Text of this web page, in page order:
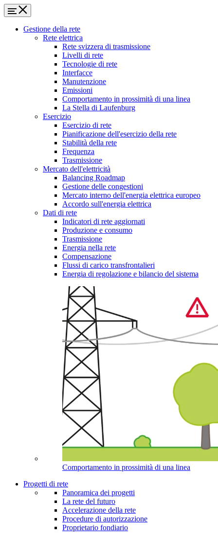
Gestione della rete
Rete elettrica
Rete svizzera di trasmissione
Livelli di rete
Tecnologie di rete
Interfacce
Manutenzione
Emissioni
Comportamento in prossimità di una linea
La Stella di Laufenburg
Esercizio
Esercizio di rete
Pianificazione dell'esercizio della rete
Stabilità della rete
Frequenza
Trasmissione
Mercato dell'elettricità
Balancing Roadmap
Gestione delle congestioni
Mercato interno dell'energia elettrica europeo
Accordo sull'energia elettrica
Dati di rete
Indicatori di rete aggiornati
Produzione e consumo
Trasmissione
Energia nella rete
Compensazione
Flussi di carico transfrontalieri
Energia di regolazione e bilancio del sistema
Comportamento in prossimità di una linea
Progetti di rete
Panoramica dei progetti
La rete del futuro
Accelerazione della rete
Procedure di autorizzazione
Proprietario fondiario